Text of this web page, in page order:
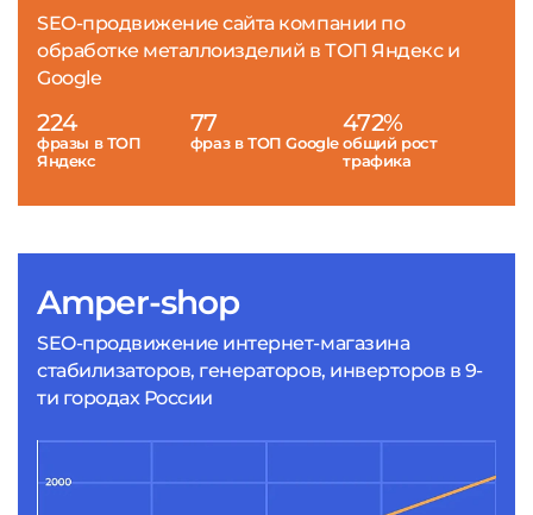
Amper-shop
SEO-продвижение интернет-магазина
стабилизаторов, генераторов, инверторов в 9-
ти городах России
SEO-продвижение сайта компании по
обработке металлоизделий в ТОП Яндекс и
Google
224
фразы в ТОП
Яндекс
77
фраз в ТОП Google
472%
общий рост
трафика